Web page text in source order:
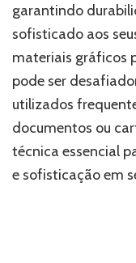
aumenta
a
durabilidade
dos
seus
materiais
garantindo
sofisticado aos
materiais gráficos
pode ser
utilizados
documentos ou
técnica essencial
e sofisticação em